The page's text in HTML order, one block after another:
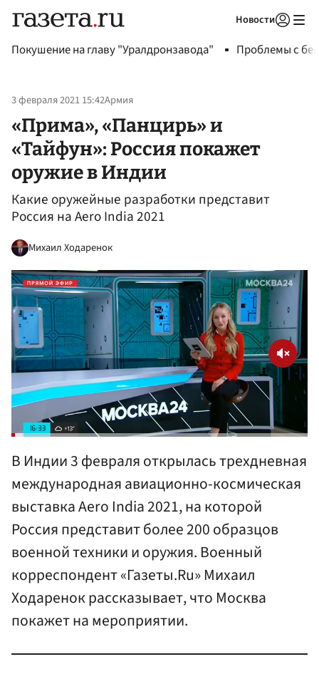
Новости
Покушение на главу "Уралдронзавода" Проблемы с
3 февраля 2021 15:42Армия
«Прима», «Панцирь» и
«Тайфун»: Россия покажет
оружие в Индии
Какие оружейные разработки представит
Россия на Aero India 2021
Михаил Ходаренок
В Индии 3 февраля открылась трехдневная
международная авиационно-космическая
выставка Aero India 2021, на которой
Россия представит более 200 образцов
военной техники и оружия. Военный
корреспондент «Газеты.Ru» Михаил
Ходаренок рассказывает, что Москва
покажет на мероприятии.